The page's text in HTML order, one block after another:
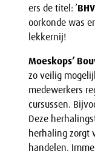
ers de titel: ‘
oorkonde was
lekkernij!
Moeskops’
zo veilig
medewerkers
cursussen.
Deze
herhaling zorgt
handelen.